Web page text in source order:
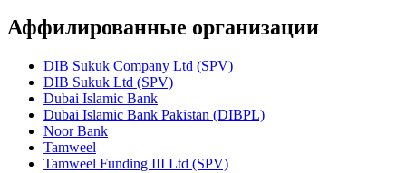
Аффилированные организации
DIB Sukuk Company Ltd (SPV)
DIB Sukuk Ltd (SPV)
Dubai Islamic Bank
Dubai Islamic Bank Pakistan (DIBPL)
Noor Bank
Tamweel
Tamweel Funding III Ltd (SPV)